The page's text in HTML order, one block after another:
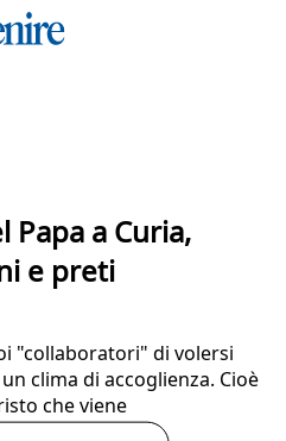
Papa a Curia,
e preti
"collaboratori" di volersi
clima di accoglienza. Cioè
che viene